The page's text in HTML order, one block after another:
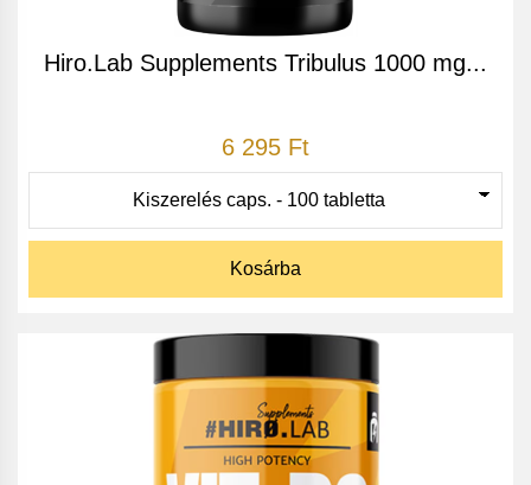
Hiro.Lab Supplements Tribulus 1000 mg...
6 295 Ft
Kosárba